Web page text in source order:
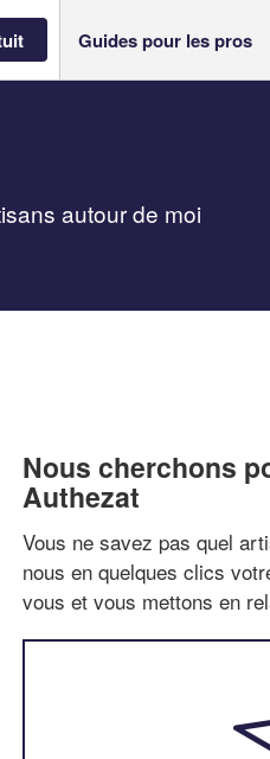
Guides pour les pros
autour de moi
Nous cherchons
Authezat
Vous ne savez pas quel
nous en quelques clics
vous et vous mettons en